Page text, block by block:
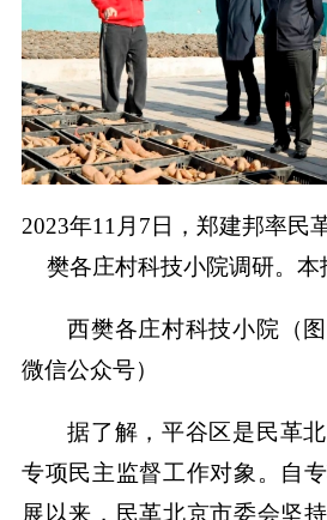
2023年11月7日，郑建邦率民
樊各庄村科技小院调研。
西樊各庄村科技小院（
微信公众号）
据了解，平谷区是民革
专项民主监督工作对象。自
展以来，民革北京市委会坚